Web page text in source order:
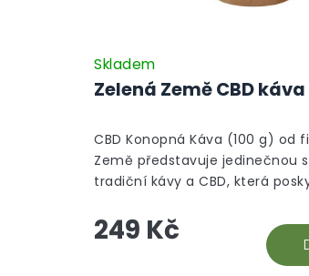
Zelená Země CBD káva
Skladem
249 Kč
CBD Konopná Káva (100 g) od
Země představuje jedinečnou
tradiční kávy a CBD, která
káva spojuje čistě přírodní
tóny cukrové třtiny, višně a
dodávající každému šálku